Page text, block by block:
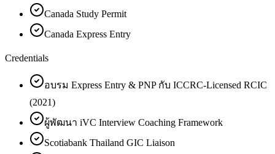
Canada Study Permit
Canada Express Entry
Credentials
อบรม Express Entry & PNP กับ ICCRC-Licensed RCIC
(2021)
ผู้พัฒนา iVC Interview Coaching Framework
Scotiabank Thailand GIC Liaison